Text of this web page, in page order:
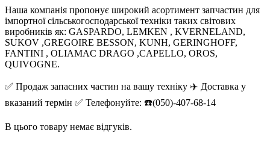
Наша компанія пропонує широкий асортимент запчастин для
імпортної сільськогосподарської техніки таких світових
виробників як: GASPARDO, LEMKEN , KVERNELAND,
SUKOV ,GREGOIRE BESSON, KUNH, GERINGHOFF,
FANTINI , OLIAMAC DRAGO ,CAPELLO, OROS,
QUIVOGNE.
✅ Продаж запасних частин на вашу техніку ✈️ Доставка у
вказаний термін ✅ Телефонуйте: ☎️(050)-407-68-14
В цього товару немає відгуків.